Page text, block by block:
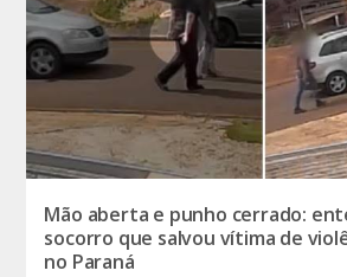
Mão aberta e punho cerrado:
socorro que salvou vítima de
no Paraná